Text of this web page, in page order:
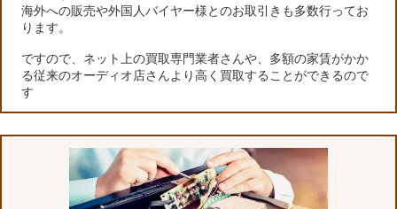
海外への販売や外国人バイヤー様とのお取引きも多数行ってお
ります。
ですので、ネット上の買取専門業者さんや、多額の家賃がかか
る従来のオーディオ店さんより高く買取することができるので
す